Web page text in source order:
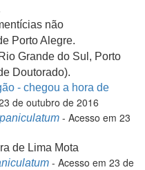
não
Porto Alegre.
Grande do Sul, Porto
Doutorado).
- chegou a hora de
de outubro de 2016
- Acesso em 23
de Lima Mota
- Acesso em 23 de